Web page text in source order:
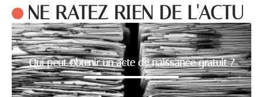
NE RATEZ RIEN DE L'ACTU
Qui peut obtenir un acte de naissance gratuit ?